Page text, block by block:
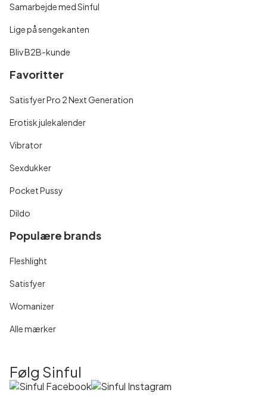
Samarbejde med Sinful
Lige på sengekanten
Bliv B2B-kunde
Favoritter
Satisfyer Pro 2 Next Generation
Erotisk julekalender
Vibrator
Sexdukker
Pocket Pussy
Dildo
Populære brands
Fleshlight
Satisfyer
Womanizer
Alle mærker
Følg Sinful